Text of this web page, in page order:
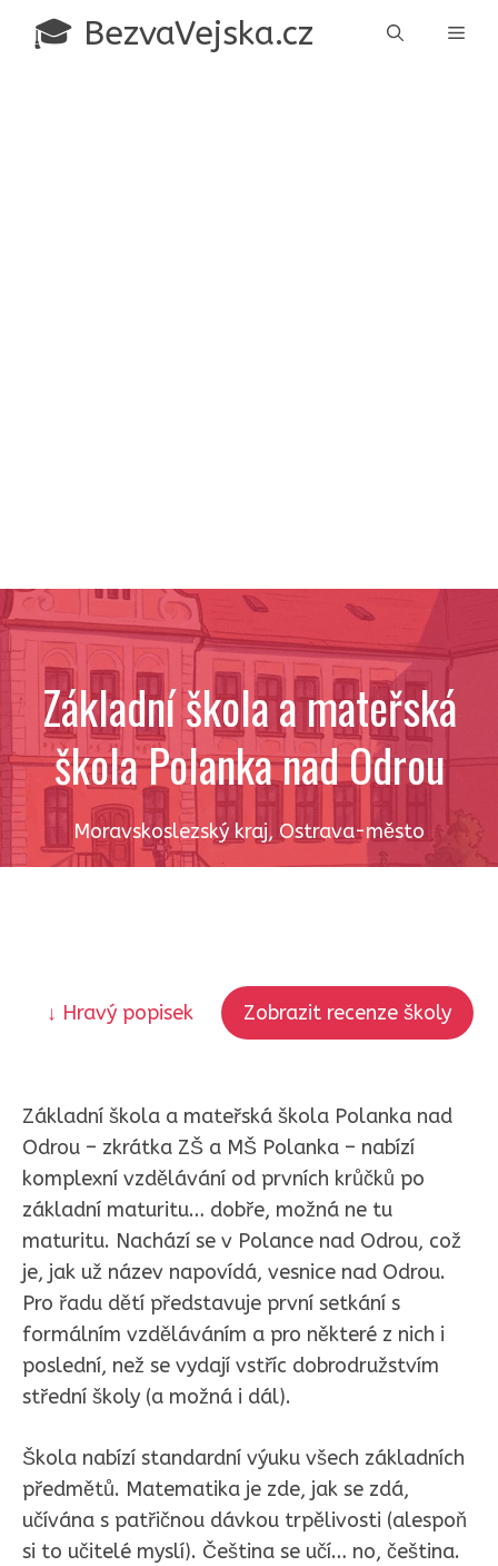
Přeskočit🎓 BezvaVejska.cz
Základní škola a mateřská
škola Polanka nad Odrou
Moravskoslezský kraj, Ostrava-město
↓ Hravý popisek Zobrazit recenze školy
Základní škola a mateřská škola Polanka nad
Odrou – zkrátka ZŠ a MŠ Polanka – nabízí
komplexní vzdělávání od prvních krůčků po
základní maturitu… dobře, možná ne tu
maturitu. Nachází se v Polance nad Odrou, což
je, jak už název napovídá, vesnice nad Odrou.
Pro řadu dětí představuje první setkání s
formálním vzděláváním a pro některé z nich i
poslední, než se vydají vstříc dobrodružstvím
střední školy (a možná i dál).
Škola nabízí standardní výuku všech základních
předmětů. Matematika je zde, jak se zdá,
učívána s patřičnou dávkou trpělivosti (alespoň
si to učitelé myslí). Čeština se učí… no, čeština.